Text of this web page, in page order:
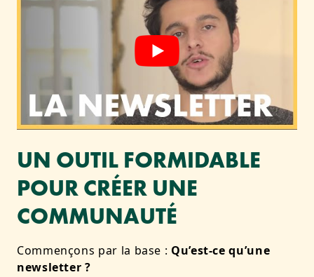
UN OUTIL FORMIDABLE
POUR CRÉER UNE
COMMUNAUTÉ
Commençons par la base : Qu’est-ce qu’une
newsletter ?